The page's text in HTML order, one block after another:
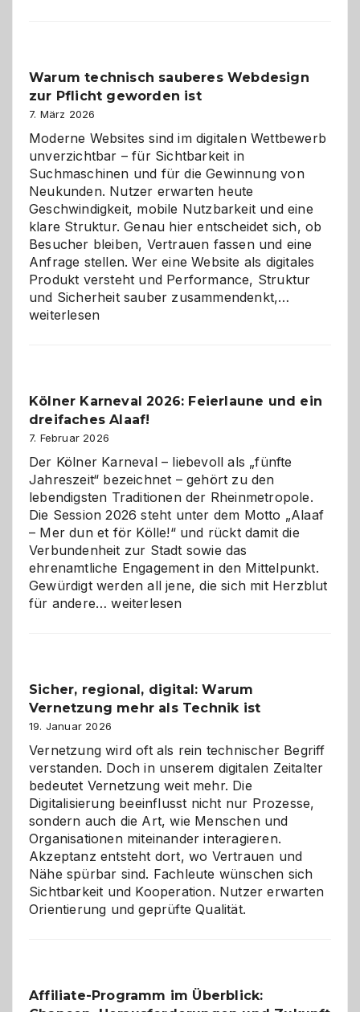
den
Logikrätseln
Warum technisch sauberes Webdesign
zur Pflicht geworden ist
7. März 2026
Moderne Websites sind im digitalen Wettbewerb
unverzichtbar – für Sichtbarkeit in
Suchmaschinen und für die Gewinnung von
Neukunden. Nutzer erwarten heute
Geschwindigkeit, mobile Nutzbarkeit und eine
klare Struktur. Genau hier entscheidet sich, ob
Besucher bleiben, Vertrauen fassen und eine
Anfrage stellen. Wer eine Website als digitales
Produkt versteht und Performance, Struktur
und Sicherheit sauber zusammendenkt,…
geworden
weiterlesen
Kölner Karneval 2026: Feierlaune und ein
dreifaches Alaaf!
7. Februar 2026
Der Kölner Karneval – liebevoll als „fünfte
Jahreszeit“ bezeichnet – gehört zu den
lebendigsten Traditionen der Rheinmetropole.
Die Session 2026 steht unter dem Motto „Alaaf
– Mer dun et för Kölle!“ und rückt damit die
Verbundenheit zur Stadt sowie das
ehrenamtliche Engagement in den Mittelpunkt.
Gewürdigt werden all jene, die sich mit Herzblut
für andere…Kölner
ein
dreifaches
Alaaf!
weiterlesen
Sicher, regional, digital: Warum
Vernetzung mehr als Technik ist
19. Januar 2026
Vernetzung wird oft als rein technischer Begriff
verstanden. Doch in unserem digitalen Zeitalter
bedeutet Vernetzung weit mehr. Die
Digitalisierung beeinflusst nicht nur Prozesse,
sondern auch die Art, wie Menschen und
Organisationen miteinander interagieren.
Akzeptanz entsteht dort, wo Vertrauen und
Nähe spürbar sind. Fachleute wünschen sich
Sichtbarkeit und Kooperation. Nutzer erwarten
Orientierung und geprüfte Qualität.
Affiliate-Programm im Überblick: